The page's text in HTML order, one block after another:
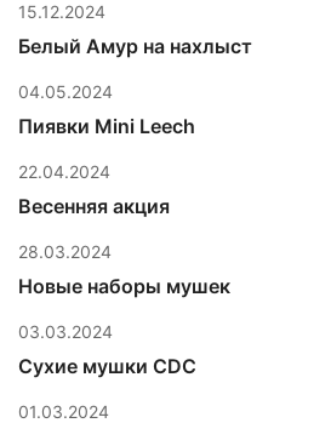
15.12.2024
Белый Амур на нахлыст
04.05.2024
Пиявки Mini Leech
22.04.2024
Весенняя акция
28.03.2024
Новые наборы мушек
03.03.2024
Сухие мушки CDC
01.03.2024